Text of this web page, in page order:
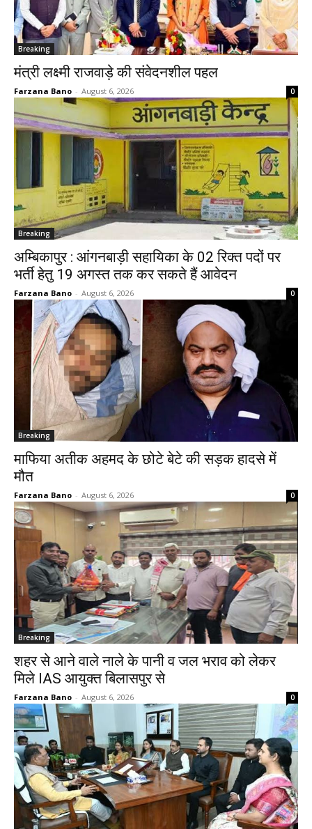
Breaking
मंत्री लक्ष्मी राजवाड़े की संवेदनशील पहल
Farzana Bano - August 6, 2026 0
Breaking
अम्बिकापुर : आंगनबाड़ी सहायिका के 02 रिक्त पदों पर
भर्ती हेतु 19 अगस्त तक कर सकते हैं आवेदन
Farzana Bano - August 6, 2026 0
Breaking
माफिया अतीक अहमद के छोटे बेटे की सड़क हादसे में
मौत
Farzana Bano - August 6, 2026 0
Breaking
शहर से आने वाले नाले के पानी व जल भराव को लेकर
मिले IAS आयुक्त बिलासपुर से
Farzana Bano - August 6, 2026 0